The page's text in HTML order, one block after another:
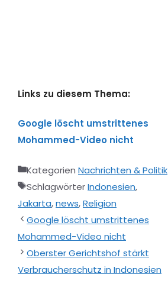
Links zu diesem Thema:
Google löscht umstrittenes
Mohammed-Video nicht
Kategorien Nachrichten & Politik
SchlagwörterIndonesien,
Jakarta,news,Religion
Google löscht umstrittenes
Mohammed-Video nicht
Oberster Gerichtshof stärkt
Verbraucherschutz in Indonesien